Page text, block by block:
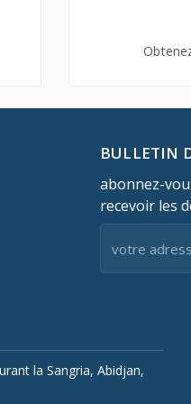
BULLETIN
abonnez-
recevoir les
la Sangria, Abidjan,